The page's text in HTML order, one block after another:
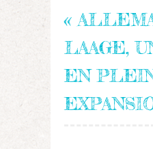
«
LAAGE,
EN